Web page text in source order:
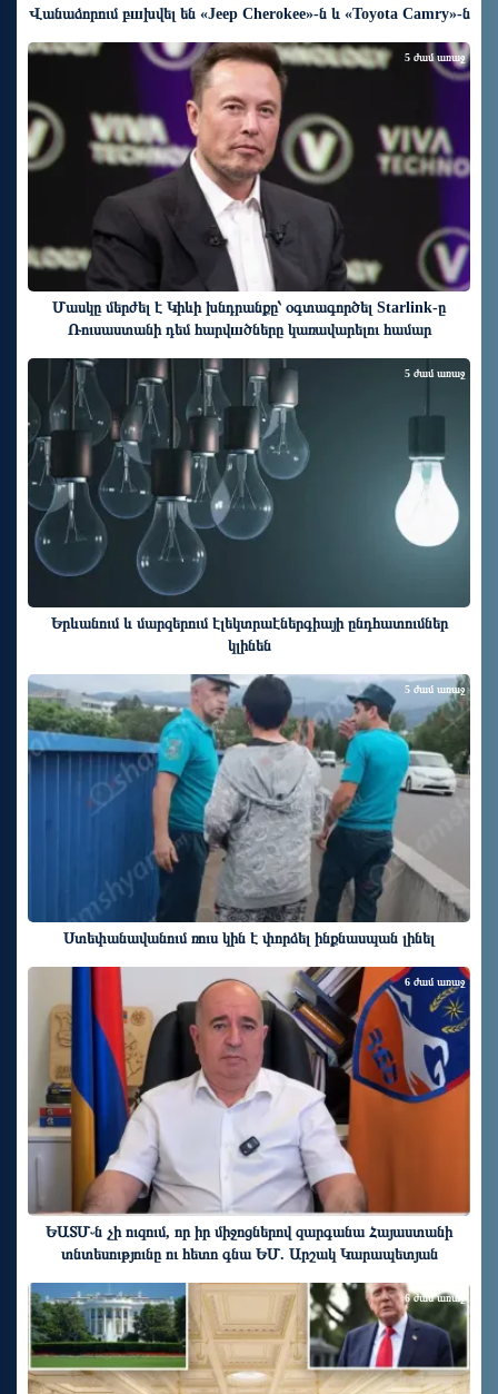
Վանաձորում բшխվել են «Jeep Cherokee»-ն և «Toyota Camry»-ն
Մասկը մերժել է Կիևի խնդրանքը՝ օգտագործել Starlink-ը
Ռուսաստանի դեմ հարվшծները կառավարելու համար
5 ժամ առաջ
Երևանում և մարզերում էլեկտրաէներգիայի ընդհատումներ
կլինեն
5 ժամ առաջ
Ստեփանավանում ռուս կին է փորձել ինքնասպան լինել
5 ժամ առաջ
ԵԱՏՄ֊ն չի ուզում, որ իր միջոցներով զարգանա Հայաստանի
տնտեսությունը ու հետո գնա ԵՄ. Արշակ Կարապետյան
6 ժամ առաջ
6 ժամ առաջ